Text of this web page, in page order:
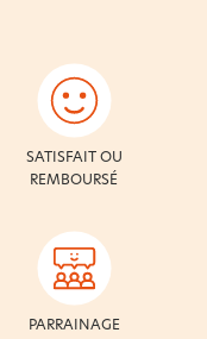
SATISFAIT OU
REMBOURSÉ
PARRAINAGE